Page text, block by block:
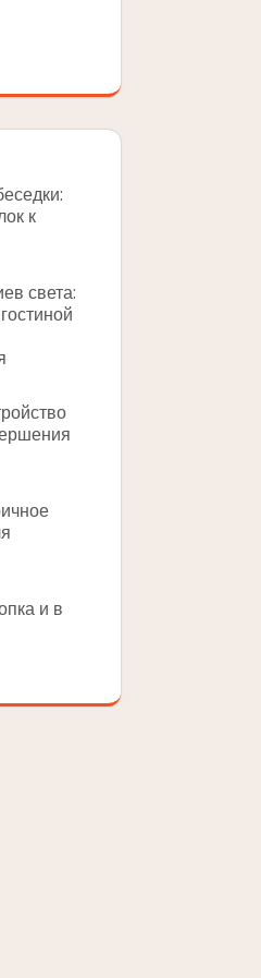
к
света:
и в